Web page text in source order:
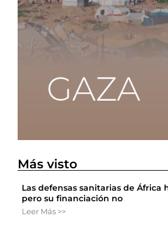
Más visto
Las defensas sanitarias de África
pero su financiación no
Leer Más >>